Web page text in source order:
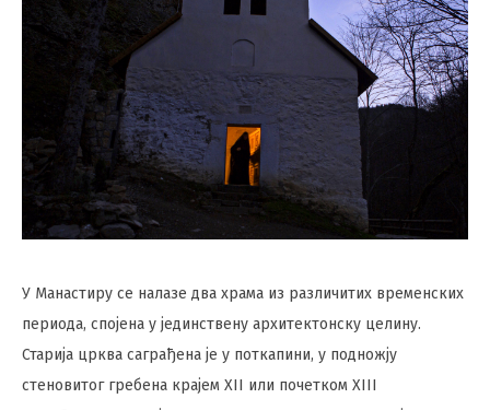
У Манастиру се налазе два храма из различитих временских
периода, спојена у јединствену архитектонску целину.
Старија црква саграђена је у поткапини, у подножју
стеновитог гребена крајем XII или почетком XIII